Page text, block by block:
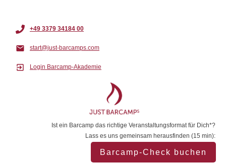
+49 3379 34184 00
start@just-barcamps.com
Login Barcamp-Akademie
Ist ein Barcamp das richtige Veranstaltungsformat für Dich*?
Lass es uns gemeinsam herausfinden (15 min):
Barcamp-Check buchen